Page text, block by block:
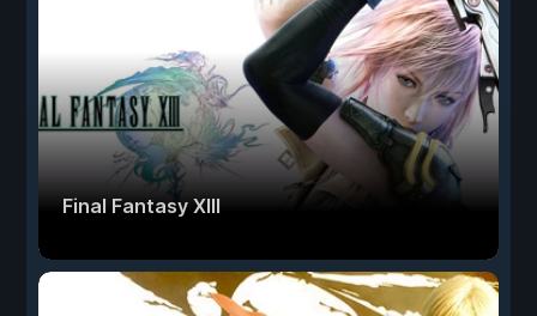
Final Fantasy XIII